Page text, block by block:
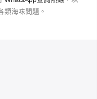
類海味問題。